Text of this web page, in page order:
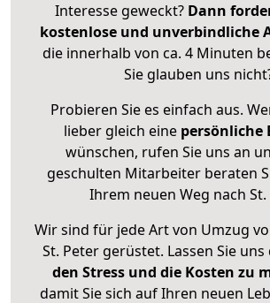
Interesse geweckt? Dann
kostenlose und unverbindliche
die innerhalb von ca. 4 Minuten
Sie glauben uns
Probieren Sie es einfach aus.
lieber gleich eine persönliche
wünschen, rufen Sie uns an
geschulten Mitarbeiter beraten
Ihrem neuen Weg nach St.
Wir sind für jede Art von Umzug
St. Peter gerüstet. Lassen Sie
den Stress und die Kosten zu
damit Sie sich auf Ihren neuen